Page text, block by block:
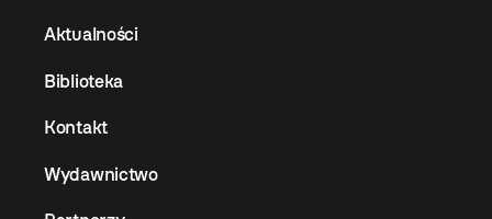
Aktualności
Biblioteka
Kontakt
Wydawnictwo